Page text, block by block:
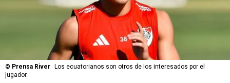
© Prensa River
Los ecuatorianos son otros de los interesados por el
jugador.